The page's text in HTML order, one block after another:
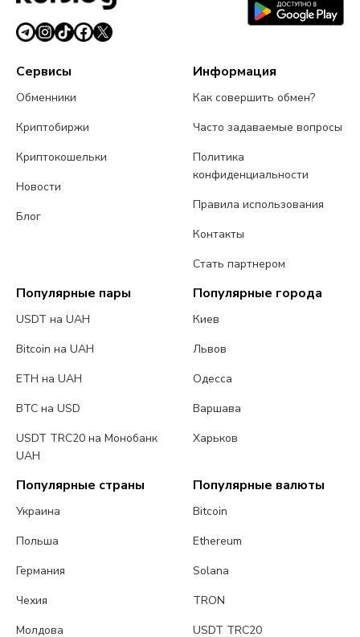
Сервисы
Обменники
Криптобиржи
Криптокошельки
Новости
Блог
Информация
Как совершить обмен?
Часто задаваемые вопросы
Политика
конфиденциальности
Правила использования
Контакты
Стать партнером
Популярные пары
USDT на UAH
Bitcoin на UAH
ETH на UAH
BTC на USD
USDT TRC20 на Монобанк
UAH
Популярные города
Киев
Львов
Одесса
Варшава
Харьков
Популярные страны
Украина
Польша
Германия
Чехия
Молдова
Популярные валюты
Bitcoin
Ethereum
Solana
TRON
USDT TRC20